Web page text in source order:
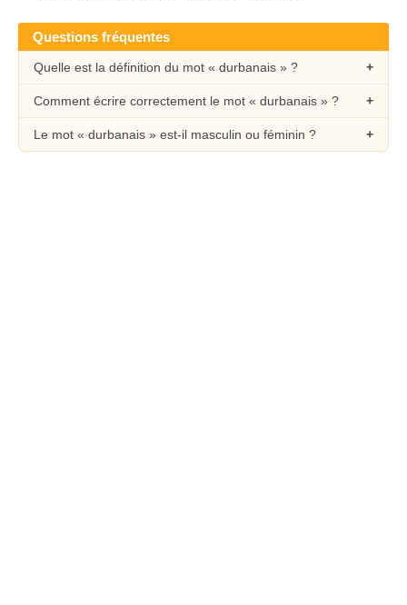
Questions fréquentes
Quelle est la définition du mot « durbanais » ?
Comment écrire correctement le mot « durbanais » ?
Le mot « durbanais » est-il masculin ou féminin ?